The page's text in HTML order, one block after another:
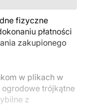
fizyczne
płatności
zakupionego
w plikach w
ogrodowe trójkątne
z